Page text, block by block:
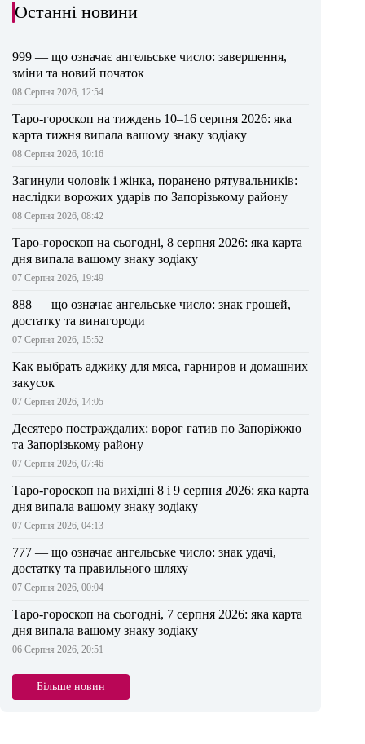
Останні новини
999 — що означає ангельське число: завершення,
зміни та новий початок
08 Серпня 2026, 12:54
Таро-гороскоп на тиждень 10–16 серпня 2026: яка
карта тижня випала вашому знаку зодіаку
08 Серпня 2026, 10:16
Загинули чоловік і жінка, поранено рятувальників:
наслідки ворожих ударів по Запорізькому району
08 Серпня 2026, 08:42
Таро-гороскоп на сьогодні, 8 серпня 2026: яка карта
дня випала вашому знаку зодіаку
07 Серпня 2026, 19:49
888 — що означає ангельське число: знак грошей,
достатку та винагороди
07 Серпня 2026, 15:52
Как выбрать аджику для мяса, гарниров и домашних
закусок
07 Серпня 2026, 14:05
Десятеро постраждалих: ворог гатив по Запоріжжю
та Запорізькому району
07 Серпня 2026, 07:46
Таро-гороскоп на вихідні 8 і 9 серпня 2026: яка карта
дня випала вашому знаку зодіаку
07 Серпня 2026, 04:13
777 — що означає ангельське число: знак удачі,
достатку та правильного шляху
07 Серпня 2026, 00:04
Таро-гороскоп на сьогодні, 7 серпня 2026: яка карта
дня випала вашому знаку зодіаку
06 Серпня 2026, 20:51
Більше новин